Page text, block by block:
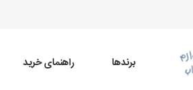
برندها راهنمای خرید